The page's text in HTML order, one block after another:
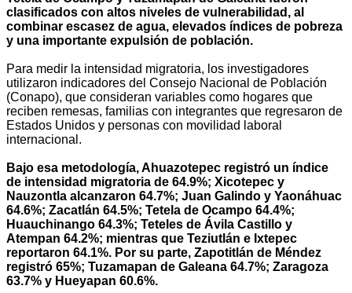
clasificados con altos niveles de vulnerabilidad, al
combinar escasez de agua, elevados índices de pobreza
y una importante expulsión de población.
Para medir la intensidad migratoria, los investigadores
utilizaron indicadores del Consejo Nacional de Población
(Conapo), que consideran variables como hogares que
reciben remesas, familias con integrantes que regresaron de
Estados Unidos y personas con movilidad laboral
internacional.
Bajo esa metodología, Ahuazotepec registró un índice
de intensidad migratoria de 64.9%; Xicotepec y
Nauzontla alcanzaron 64.7%; Juan Galindo y Yaonáhuac
64.6%; Zacatlán 64.5%; Tetela de Ocampo 64.4%;
Huauchinango 64.3%; Teteles de Ávila Castillo y
Atempan 64.2%; mientras que Teziutlán e Ixtepec
reportaron 64.1%. Por su parte, Zapotitlán de Méndez
registró 65%; Tuzamapan de Galeana 64.7%; Zaragoza
63.7% y Hueyapan 60.6%.